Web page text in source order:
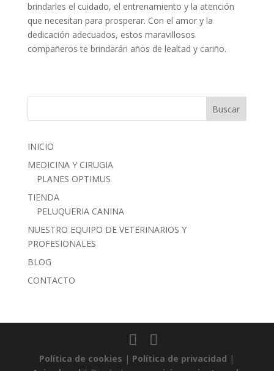
brindarles el cuidado, el entrenamiento y la atención
que necesitan para prosperar. Con el amor y la
dedicación adecuados, estos maravillosos
compañeros te brindarán años de lealtad y cariño.
INICIO
MEDICINA Y CIRUGIA
PLANES OPTIMUS
TIENDA
PELUQUERIA CANINA
NUESTRO EQUIPO DE VETERINARIOS Y
PROFESIONALES
BLOG
CONTACTO
Política de cookies | Política de privacidad |